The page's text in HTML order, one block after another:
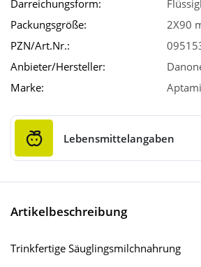
Darreichungsform:
Packungsgröße:
2X90
PZN/Art.Nr.:
Anbieter/Hersteller:
Marke:
Lebensmittelangaben
Artikelbeschreibung
Trinkfertige Säuglingsmilchnahrung